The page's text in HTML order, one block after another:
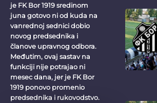
je FK Bor 1919 sredinom
juna gotovo ni od kuda na
vanrednoj sednici dobio
novog predsednika i
članove upravnog odbora.
Međutim, ovaj sastav na
funkciji nije potrajao ni
mesec dana, jer je FK Bor
1919 ponovo promenio
predsednika i rukovodstvo.